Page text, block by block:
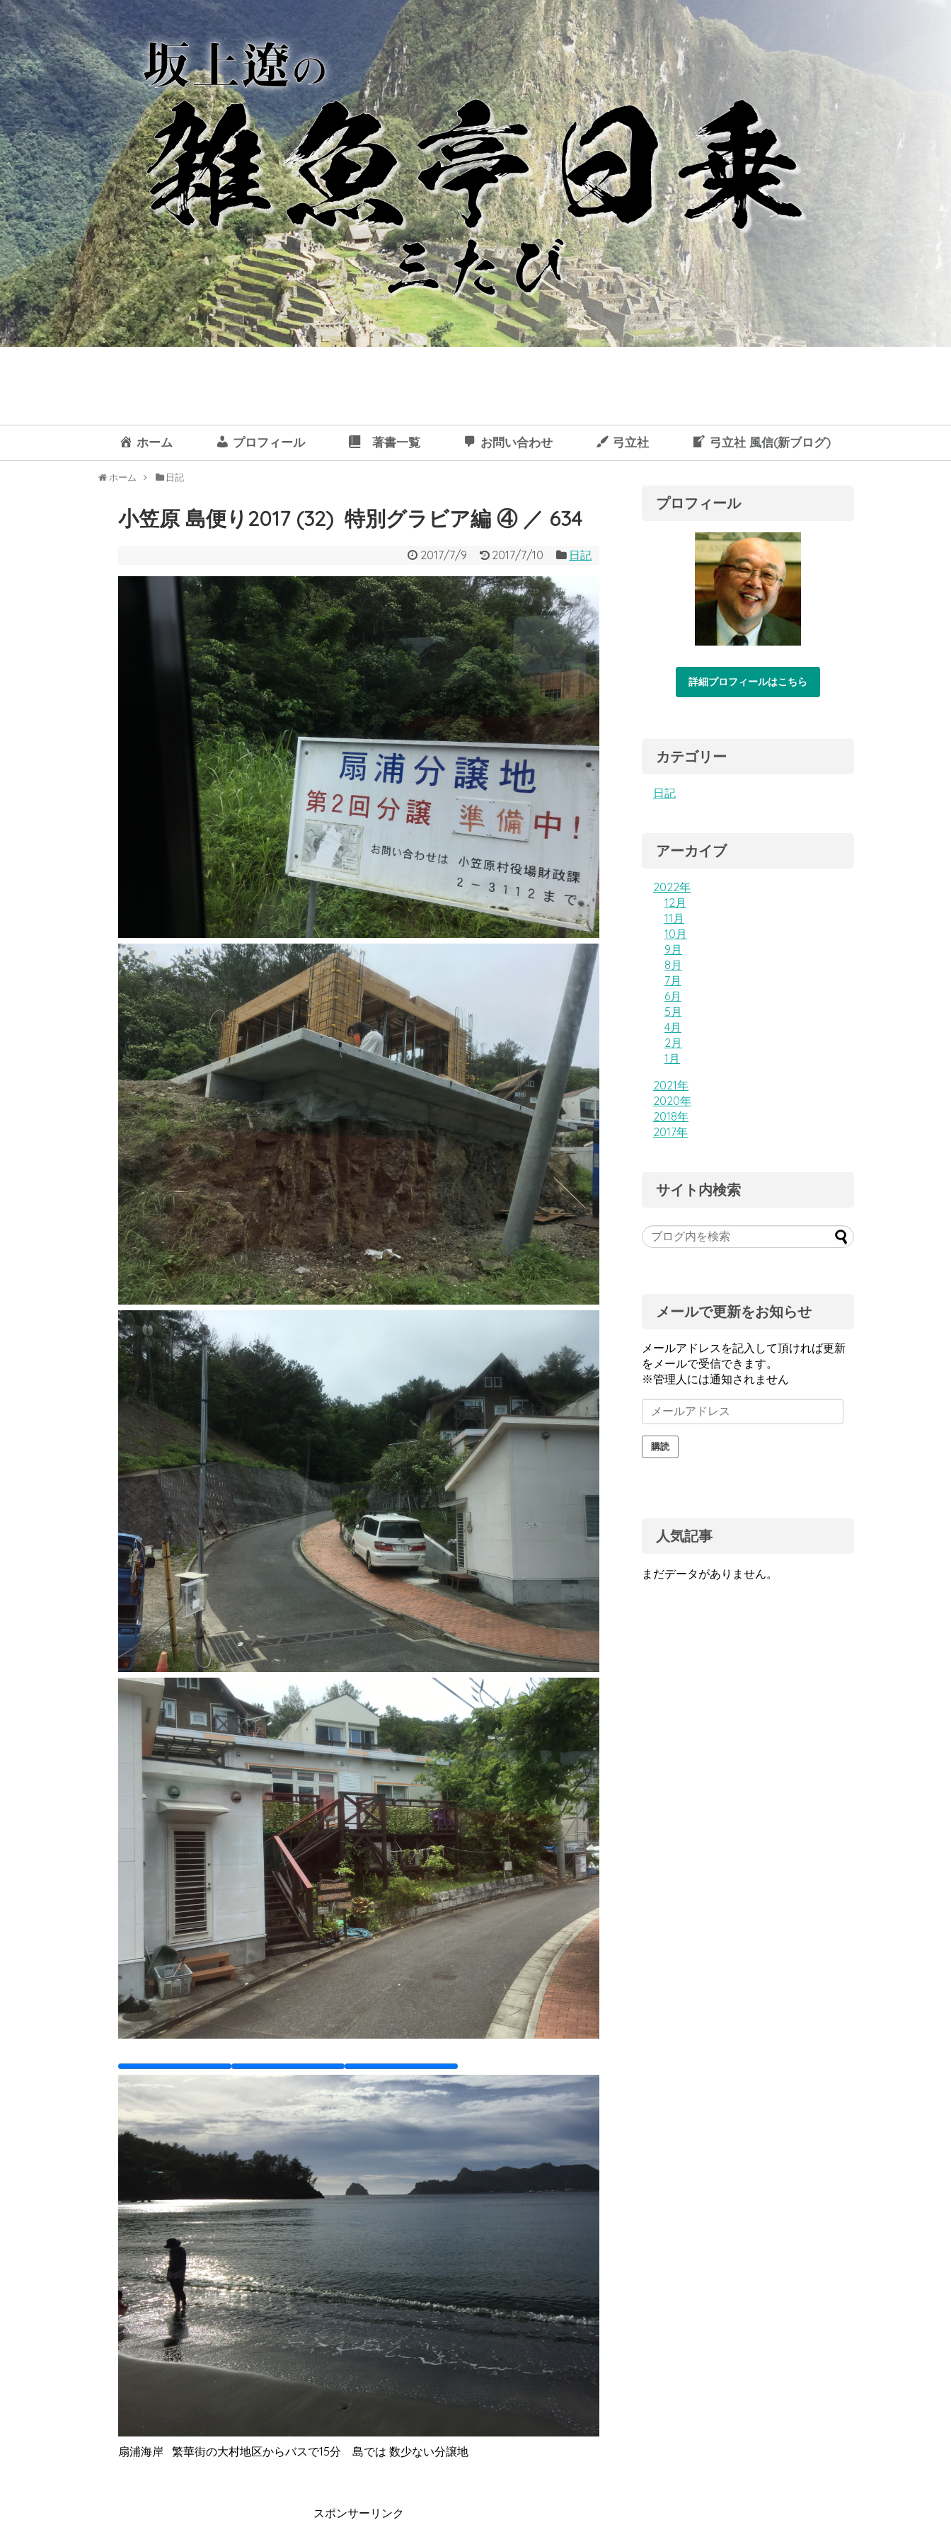
ホーム プロフィール 著書一覧 お問い合わせ 弓立社 弓立社 風信(新ブログ)
ホーム 日記
小笠原 島便り2017 (32) 特別グラビア編 ④ ／ 634
2017/7/9 2017/7/10 日記
扇浦海岸 繁華街の大村地区からバスで15分 島では 数少ない分譲地
スポンサーリンク
プロフィール
詳細プロフィールはこちら
カテゴリー
日記
アーカイブ
2022年
12月
11月
10月
9月
8月
7月
6月
5月
4月
2月
1月
2021年
2020年
2018年
2017年
サイト内検索
メールで更新をお知らせ
メールアドレスを記入して頂ければ更新
をメールで受信できます。
※管理人には通知されません
メ
ー
ル
ア購読
人気記事
まだデータがありません。